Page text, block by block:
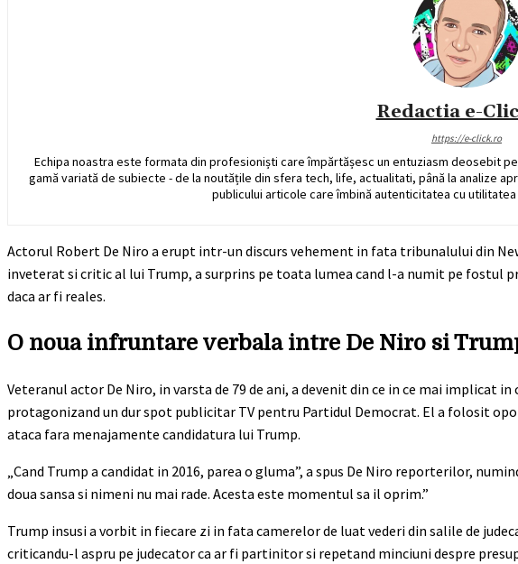
Redactia e-
https://e-click.ro
Echipa noastra este formata din profesioniști care împărtășesc un entuziasm deosebit
gamă variată de subiecte - de la noutățile din sfera tech, life, actualitati, până la analize
publicului articole care îmbină autenticitatea cu
Actorul Robert De Niro a erupt intr-un discurs vehement in fata tribunalului din
inveterat si critic al lui Trump, a surprins pe toata lumea cand l-a numit pe fostul
daca ar fi reales.
O noua infruntare verbala intre De Niro si
Veteranul actor De Niro, in varsta de 79 de ani, a devenit din ce in ce mai implicat
protagonizand un dur spot publicitar TV pentru Partidul Democrat. El a folosit
ataca fara menajamente candidatura lui Trump.
„Cand Trump a candidat in 2016, parea o gluma”, a spus De Niro reporterilor,
doua sansa si nimeni nu mai rade. Acesta este momentul sa il oprim.”
Trump insusi a vorbit in fiecare zi in fata camerelor de luat vederi din salile de
criticandu-l aspru pe judecator ca ar fi partinitor si repetand minciuni despre